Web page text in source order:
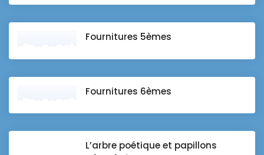
Fournitures 5èmes
Fournitures 6èmes
L’arbre poétique et papillons